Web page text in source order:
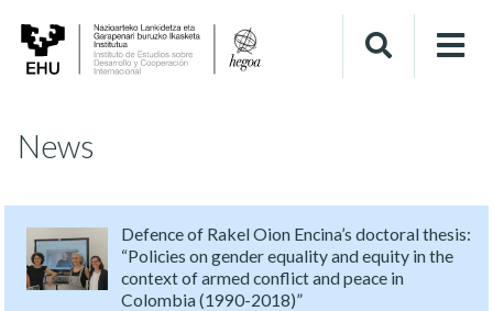
News
Defence of Rakel Oion Encina’s doctoral thesis:
“Policies on gender equality and equity in the
context of armed conflict and peace in
Colombia (1990-2018)”